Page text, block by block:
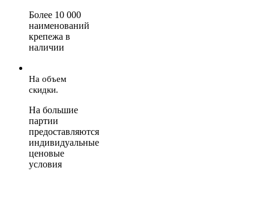
Более 10 000
наименований
крепежа в
наличии
На объем
скидки.
На большие
партии
предоставляются
индивидуальные
ценовые
условия